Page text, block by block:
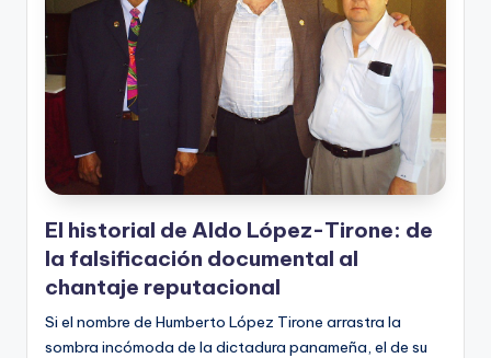
El historial de Aldo López-Tirone: de
la falsificación documental al
chantaje reputacional
Si el nombre de Humberto López Tirone arrastra la
sombra incómoda de la dictadura panameña, el de su